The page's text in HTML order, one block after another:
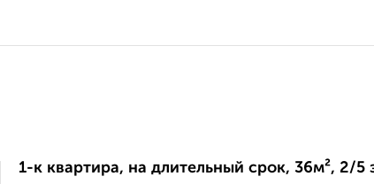
1-к квартира, на длительный срок, 36м², 2/5